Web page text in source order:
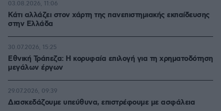
Κάτι αλλάζει στον χάρτη της πανεπιστημιακής εκπαίδευσης
στην Ελλάδα
03.08.2026, 11:06
Εθνική Τράπεζα: Η κορυφαία επιλογή για τη χρηματοδότηση
μεγάλων έργων
30.07.2026, 15:25
Διασκεδάζουμε υπεύθυνα, επιστρέφουμε με ασφάλεια
29.07.2026, 09:39